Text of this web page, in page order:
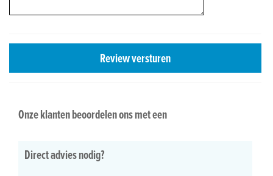
Review versturen
Onze klanten beoordelen ons met een
Direct advies nodig?